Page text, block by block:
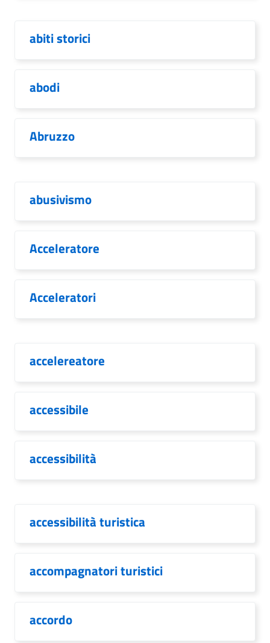
abiti storici
abodi
Abruzzo
abusivismo
Acceleratore
Acceleratori
accelereatore
accessibile
accessibilità
accessibilità turistica
accompagnatori turistici
accordo